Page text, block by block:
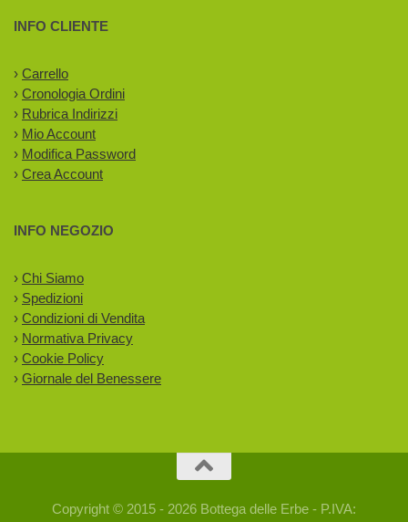
INFO CLIENTE
› Carrello
› Cronologia Ordini
› Rubrica Indirizzi
› Mio Account
› Modifica Password
› Crea Account
INFO NEGOZIO
› Chi Siamo
› Spedizioni
› Condizioni di Vendita
› Normativa Privacy
› Cookie Policy
› Giornale del Benessere
Copyright © 2015 - 2026 Bottega delle Erbe - P.IVA: